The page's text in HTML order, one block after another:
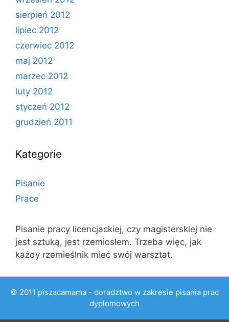
sierpień 2012
lipiec 2012
czerwiec 2012
maj 2012
marzec 2012
luty 2012
styczeń 2012
grudzień 2011
Kategorie
Pisanie
Prace
Pisanie pracy licencjackiej, czy magisterskiej nie
jest sztuką, jest rzemiosłem. Trzeba więc, jak
każdy rzemieślnik mieć swój warsztat.
© 2011 piszacamama - doradztwo w zakresie pisania prac
dyplomowych